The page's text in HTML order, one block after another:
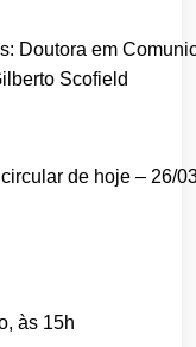
Doutora em
Scofield
de hoje – 26/
às 15h